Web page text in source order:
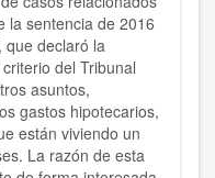
la sentencia de 2016
que declaró la
del Tribunal
asuntos,
gastos hipotecarios,
están viviendo un
La razón de esta